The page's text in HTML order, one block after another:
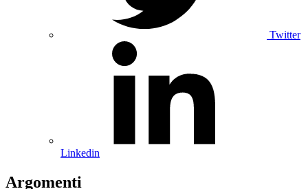
Twitter
Linkedin
Argomenti